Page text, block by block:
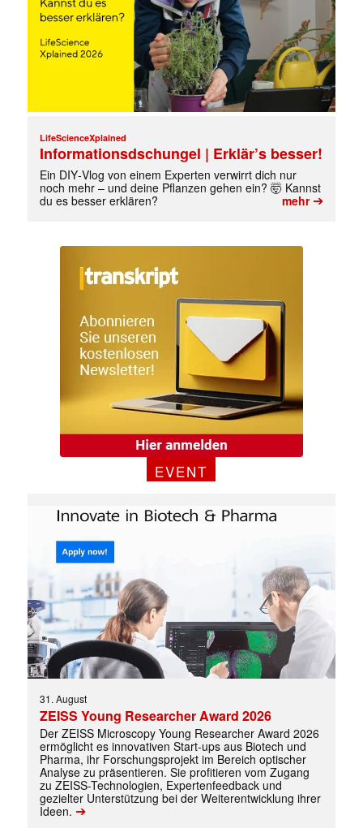
Mit dem |transkript-Newsletter
jede Woche aktuell informiert.
✕
E-
Mail
(erforderlich)
LifeScienceXplained
Informationsdschungel | Erklär’s besser!
Ein DIY‑Vlog von einem Experten verwirrt dich nur
noch mehr – und deine Pflanzen gehen ein? 🤯 Kannst
du es besser erklären?
mehr➔
EVENT
31. August
ZEISS Young Researcher Award 2026
Der ZEISS Microscopy Young Researcher Award 2026
ermöglicht es innovativen Start-ups aus Biotech und
Pharma, ihr Forschungsprojekt im Bereich optischer
Analyse zu präsentieren. Sie profitieren vom Zugang
zu ZEISS-Technologien, Expertenfeedback und
gezielter Unterstützung bei der Weiterentwicklung ihrer
Ideen. ➔